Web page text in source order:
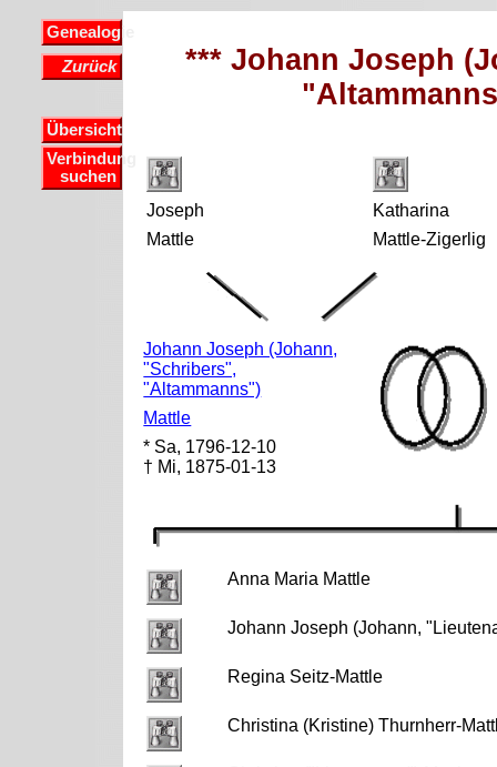
Genealogie
Zurück
Übersicht
Verbindung
suchen
*** Johann Joseph
Joseph
Mattle
Katharina
Mattle-Zigerlig
Johann Joseph (Johann,
"Schribers",
"Altammanns")
Mattle
* Sa, 1796-12-10
† Mi, 1875-01-13
Anna Maria Mattle
Johann Joseph (Johann,
Regina Seitz-Mattle
Christina (Kristine) Thurnherr-